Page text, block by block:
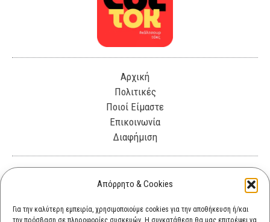
Απόρρητο & Cookies
Για την καλύτερη εμπειρία, χρησιμοποιούμε cookies για την αποθήκευση ή/και
την πρόσβαση σε πληροφορίες συσκευών. Η συγκατάθεση θα μας επιτρέψει να
Αρχική
Πολιτικές
Ποιοί Είμαστε
Επικοινωνία
Διαφήμιση
Λεωφόρος Θησέως 330. Καλλιθέα, 17675